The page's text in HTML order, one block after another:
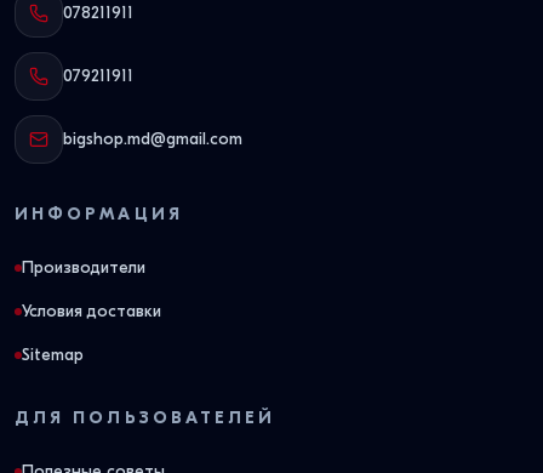
078211911
079211911
bigshop.md@gmail.com
ИНФОРМАЦИЯ
Производители
Условия доставки
Sitemap
ДЛЯ ПОЛЬЗОВАТЕЛЕЙ